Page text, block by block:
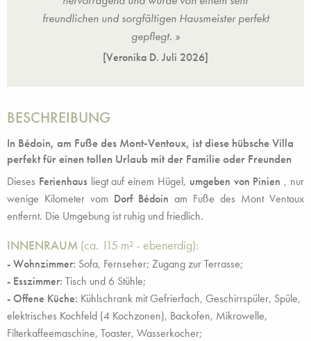
freundlichen und sorgfältigen Hausmeister perfekt
gepflegt. »
[Veronika D.Juli 2026]
BESCHREIBUNG
In Bédoin, am Fuße des Mont-Ventoux, ist diese hübsche Villa
perfekt für einen tollen Urlaub mit der Familie oder Freunden
Dieses Ferienhausliegt auf einem Hügel, umgeben von Pinien , nur
wenige Kilometer vom Dorf Bédoin am Fuße des Mont Ventoux
entfernt. Die Umgebung ist ruhig und friedlich.
INNENRAUM (ca. 115 m² - ebenerdig):
- Wohnzimmer: Sofa, Fernseher; Zugang zur Terrasse;
- Esszimmer: Tisch und 6 Stühle;
- Offene Küche: Kühlschrank mit Gefrierfach, Geschirrspüler, Spüle,
elektrisches Kochfeld (4 Kochzonen), Backofen, Mikrowelle,
Filterkaffeemaschine, Toaster, Wasserkocher;